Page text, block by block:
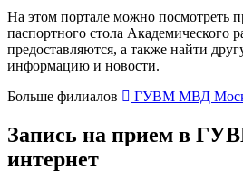
На этом портале можно посмотреть
паспортного стола Академического
предоставляются, а также найти
информацию и новости.
Больше филиалов
ГУВМ МВД
Запись на прием в
интернет